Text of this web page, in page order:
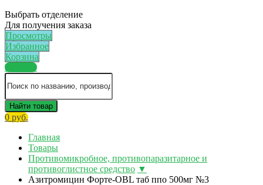
Выбрать отделение
Для получения заказа
Просмотры
Избранное
Корзина
Каталог
Найти товар
0 руб.
Главная
Товары
Противомикробное, противопаразитарное и
противоглистное средство ▼
Азитромицин Форте-OBL таб ппо 500мг №3